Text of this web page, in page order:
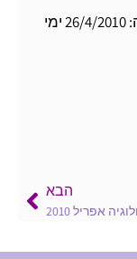
קורס ערב, ציורי ילדים ת"א , תאריך פתיחה: 26/4/2010 ימי
הבא
אפריל 2010